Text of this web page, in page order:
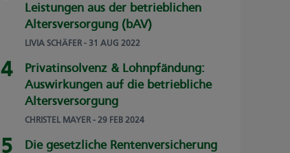
Leistungen aus der betrieblichen
Altersversorgung (bAV)
LIVIA SCHÄFER- 31 AUG 2022
Privatinsolvenz & Lohnpfändung:
Auswirkungen auf die betriebliche
Altersversorgung
CHRISTEL MAYER- 29 FEB 2024
Die gesetzliche Rentenversicherung